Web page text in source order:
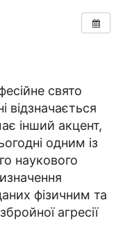
свято
відзначається
інший акцент,
одним із
наукового
фізичним та
агресії